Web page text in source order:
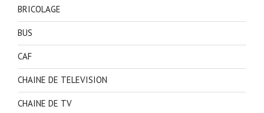
BRICOLAGE
BUS
CAF
CHAINE DE TELEVISION
CHAINE DE TV